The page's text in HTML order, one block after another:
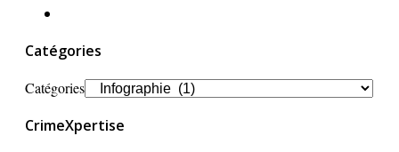
Catégories
Catégories
CrimeXpertise